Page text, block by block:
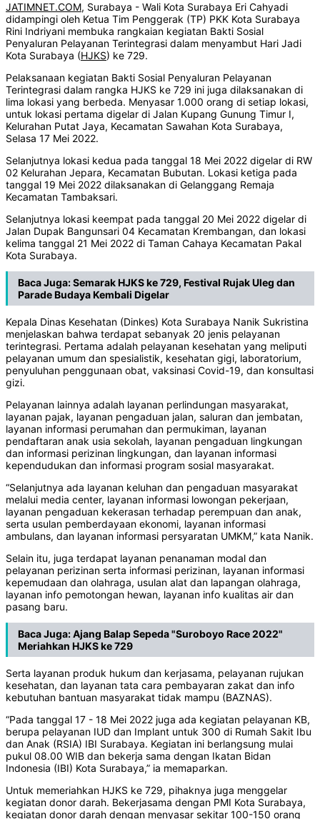
JATIMNET.COM, Surabaya - Wali Kota Surabaya Eri Cahyadi
didampingi oleh Ketua Tim Penggerak (TP) PKK Kota Surabaya
Rini Indriyani membuka rangkaian kegiatan Bakti Sosial
Penyaluran Pelayanan Terintegrasi dalam menyambut Hari Jadi
Kota Surabaya (HJKS) ke 729.
Pelaksanaan kegiatan Bakti Sosial Penyaluran Pelayanan
Terintegrasi dalam rangka HJKS ke 729 ini juga dilaksanakan di
lima lokasi yang berbeda. Menyasar 1.000 orang di setiap lokasi,
untuk lokasi pertama digelar di Jalan Kupang Gunung Timur I,
Kelurahan Putat Jaya, Kecamatan Sawahan Kota Surabaya,
Selasa 17 Mei 2022.
Selanjutnya lokasi kedua pada tanggal 18 Mei 2022 digelar di RW
02 Kelurahan Jepara, Kecamatan Bubutan. Lokasi ketiga pada
tanggal 19 Mei 2022 dilaksanakan di Gelanggang Remaja
Kecamatan Tambaksari.
Selanjutnya lokasi keempat pada tanggal 20 Mei 2022 digelar di
Jalan Dupak Bangunsari 04 Kecamatan Krembangan, dan lokasi
kelima tanggal 21 Mei 2022 di Taman Cahaya Kecamatan Pakal
Kota Surabaya.
Baca Juga:Semarak HJKS ke 729, Festival Rujak Uleg dan
Parade Budaya Kembali Digelar
Kepala Dinas Kesehatan (Dinkes) Kota Surabaya Nanik Sukristina
menjelaskan bahwa terdapat sebanyak 20 jenis pelayanan
terintegrasi. Pertama adalah pelayanan kesehatan yang meliputi
pelayanan umum dan spesialistik, kesehatan gigi, laboratorium,
penyuluhan penggunaan obat, vaksinasi Covid-19, dan konsultasi
gizi.
Pelayanan lainnya adalah layanan perlindungan masyarakat,
layanan pajak, layanan pengaduan jalan, saluran dan jembatan,
layanan informasi perumahan dan permukiman, layanan
pendaftaran anak usia sekolah, layanan pengaduan lingkungan
dan informasi perizinan lingkungan, dan layanan informasi
kependudukan dan informasi program sosial masyarakat.
“Selanjutnya ada layanan keluhan dan pengaduan masyarakat
melalui media center, layanan informasi lowongan pekerjaan,
layanan pengaduan kekerasan terhadap perempuan dan anak,
serta usulan pemberdayaan ekonomi, layanan informasi
ambulans, dan layanan informasi persyaratan UMKM,” kata Nanik.
Selain itu, juga terdapat layanan penanaman modal dan
pelayanan perizinan serta informasi perizinan, layanan informasi
kepemudaan dan olahraga, usulan alat dan lapangan olahraga,
layanan info pemotongan hewan, layanan info kualitas air dan
pasang baru.
Baca Juga:Ajang Balap Sepeda "Suroboyo Race 2022"
Meriahkan HJKS ke 729
Serta layanan produk hukum dan kerjasama, pelayanan rujukan
kesehatan, dan layanan tata cara pembayaran zakat dan info
kebutuhan bantuan masyarakat tidak mampu (BAZNAS).
“Pada tanggal 17 - 18 Mei 2022 juga ada kegiatan pelayanan KB,
berupa pelayanan IUD dan Implant untuk 300 di Rumah Sakit Ibu
dan Anak (RSIA) IBI Surabaya. Kegiatan ini berlangsung mulai
pukul 08.00 WIB dan bekerja sama dengan Ikatan Bidan
Indonesia (IBI) Kota Surabaya,” ia memaparkan.
Untuk memeriahkan HJKS ke 729, pihaknya juga menggelar
kegiatan donor darah. Bekerjasama dengan PMI Kota Surabaya,
kegiatan donor darah dengan menyasar sekitar 100-150 orang